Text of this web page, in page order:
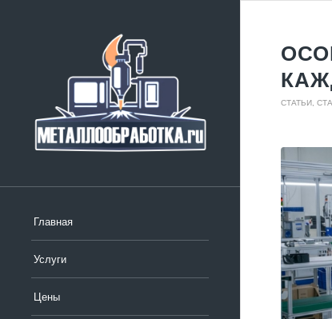
Главная
Услуги
Цены
СТАТЬИ